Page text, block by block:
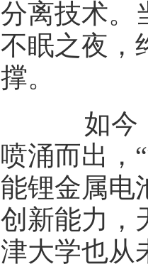
分离技术。
不眠之夜，
撑。
如今，
喷涌而出，
能锂金属
创新能力，
津大学也从